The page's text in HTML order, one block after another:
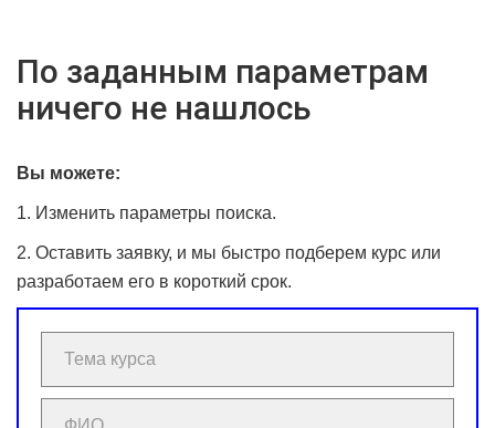
По заданным параметрам
ничего не нашлось
Вы можете:
1. Изменить параметры поиска.
2. Оставить заявку, и мы быстро подберем курс или
разработаем его в короткий срок.